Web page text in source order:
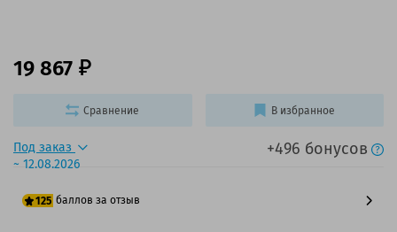
Под заказ
~ 12.08.2026
+496 бонусов
19 867
125 баллов за отзыв
Сравнение В избранное